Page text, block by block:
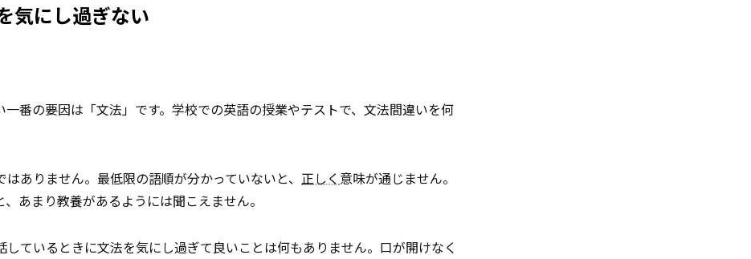
気にし過ぎない
番の要因は「文法」です。学校での英語の授業やテストで、文法間違いを何
ありません。最低限の語順が分かっていないと、 正しく 意味が通じません。
あまり教養があるようには聞こえません。
ているときに文法を気にし過ぎて良いことは何もありません。口が開けなく